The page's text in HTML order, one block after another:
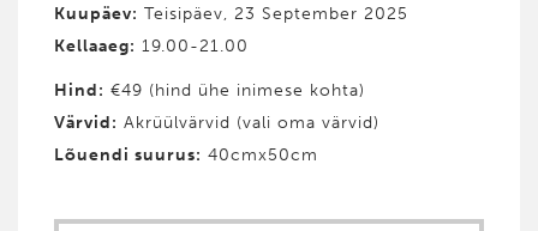
Kuupäev: Teisipäev, 23 September 2025
Kellaaeg: 19.00-21.00
Hind: €49 (hind ühe inimese kohta)
Värvid: Akrüülvärvid (vali oma värvid)
Lõuendi suurus: 40cmx50cm